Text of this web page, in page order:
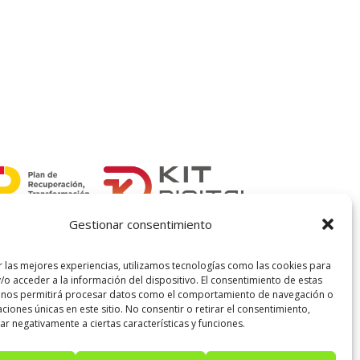
Gestionar consentimiento
las mejores experiencias, utilizamos tecnologías como las cookies para
o acceder a la información del dispositivo. El consentimiento de estas
permitirá procesar datos como el comportamiento de navegación o
únicas en este sitio. No consentir o retirar el consentimiento,
negativamente a ciertas características y funciones.